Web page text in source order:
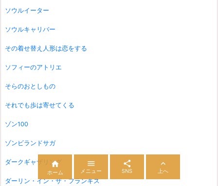
ソウルイーター
ソウルキャリバー
その着せ替え人形は恋をする
ソフィーのアトリエ
そらのおとしもの
それでも歩は寄せてくる
ゾン100
ゾンビランドサガ
ダークギャザリング
ダーリン・イン・ザ・フランキス

ホーム

メニュー

SNS

上へ